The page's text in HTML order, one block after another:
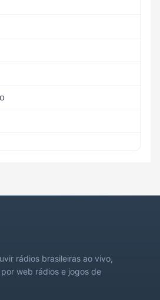
rádios brasileiras ao vivo,
web rádios e jogos de